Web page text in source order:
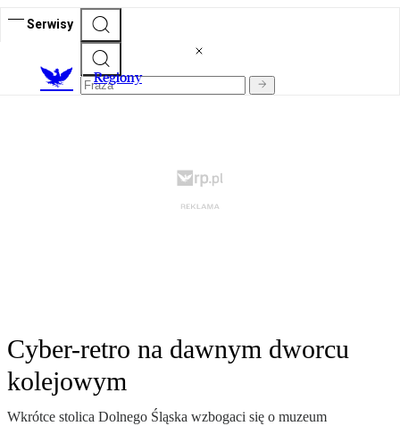
Serwisy
Regiony
Cyber-retro na dawnym dworcu
kolejowym
Wkrótce stolica Dolnego Śląska wzbogaci się o muzeum